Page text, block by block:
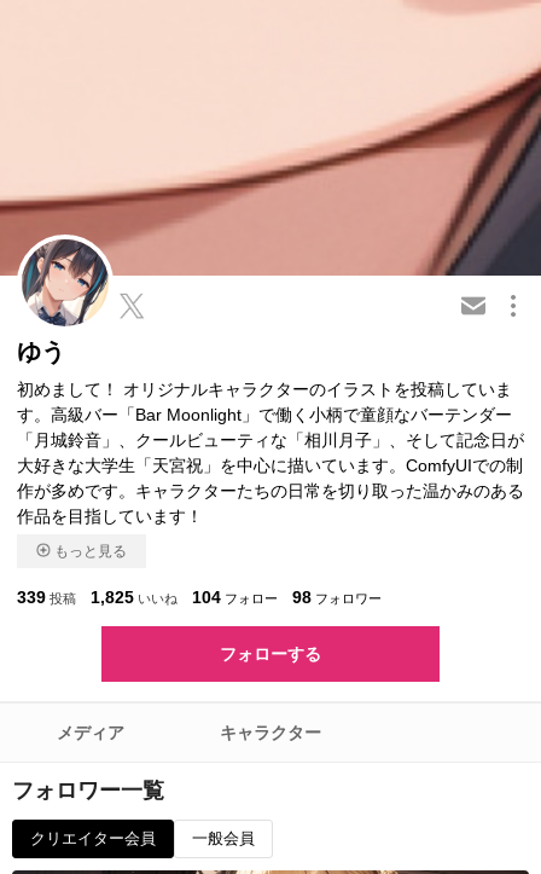
ゆう
初めまして！ オリジナルキャラクターのイラストを投稿していま
す。高級バー「Bar Moonlight」で働く小柄で童顔なバーテンダー
「月城鈴音」、クールビューティな「相川月子」、そして記念日が
大好きな大学生「天宮祝」を中心に描いています。ComfyUIでの制
作が多めです。キャラクターたちの日常を切り取った温かみのある
作品を目指しています！
もっと見る
339 投稿 1,825 いいね 104 フォロー 98 フォロワー
フォローする
メディア キャラクター
フォロワー一覧
クリエイター会員 一般会員